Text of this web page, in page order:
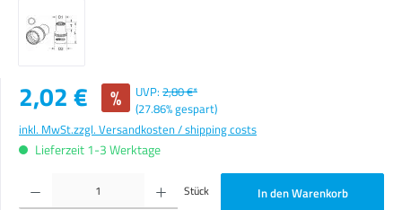
Verkaufspreis:
2,02 € % UVP: 2,80 €*
(27.86% gespart)
inkl. MwSt.zzgl. Versandkosten / shipping costs
Lieferzeit 1-3 Werktage
Produkt Anzahl: Gib den gewünschten Wert ein oder benutze die Schaltflächen um die Anzahl zu
Stück In den Warenkorb